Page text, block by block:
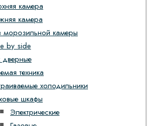
камера
камера
морозильной камеры
by side
дверные
техника
холодильники
шкафы
Электрические